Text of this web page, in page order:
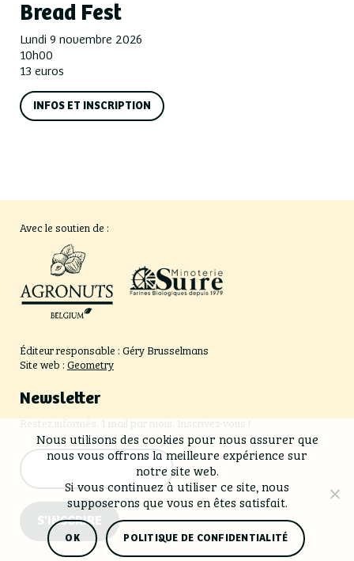
Bread Fest
Lundi 9 novembre 2026
10h00
13 euros
INFOS ET INSCRIPTION
Avec le soutien de :
Éditeur responsable : Géry Brusselmans
Site web :Geometry
Newsletter
Restez informés. 1 mail par mois. Inscrivez-vous !
S'INSCRIRE
Nous utilisons des cookies pour nous assurer que
nous vous offrons la meilleure expérience sur
notre site web.
Si vous continuez à utiliser ce site, nous
supposerons que vous en êtes satisfait.
OK POLITIQUE DE CONFIDENTIALITÉ